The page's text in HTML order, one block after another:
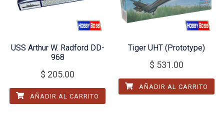
USS Arthur W. Radford DD-
968
$ 205.00
AÑADIR AL CARRITO
Tiger UHT (Prototype)
$ 531.00
AÑADIR AL CARRITO